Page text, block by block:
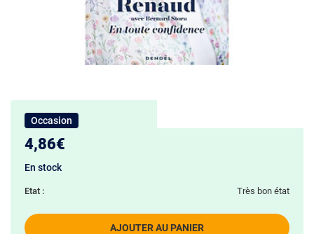
Occasion
4,86€
AJOUTER AU PANIER
En stock
Etat : Très bon état